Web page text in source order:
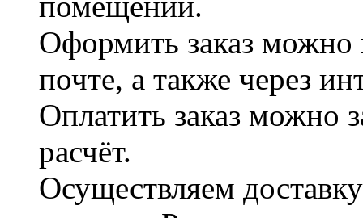
Оформить заказ можно
почте, а также через
Оплатить заказ можно
расчёт.
Осуществляем